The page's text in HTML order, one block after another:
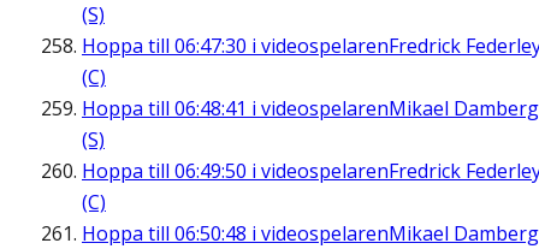
(S)
Hoppa till 06:47:30 i videospelarenFredrick
(C)
Hoppa till 06:48:41 i videospelarenMikael Damberg
(S)
Hoppa till 06:49:50 i videospelarenFredrick
(C)
Hoppa till 06:50:48 i videospelarenMikael Damberg